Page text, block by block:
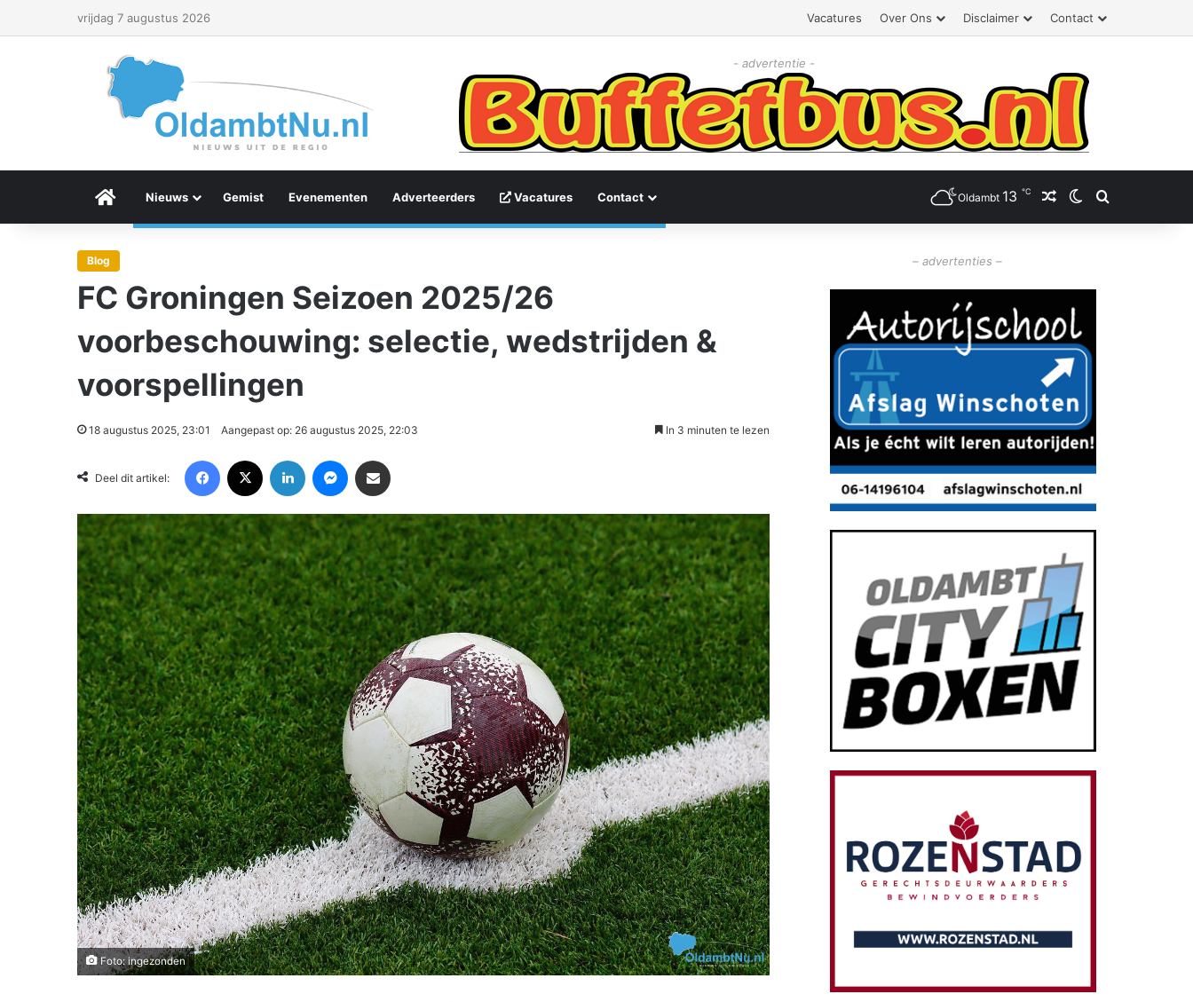
vrijdag 7 augustus 2026 Vacatures Over Ons Disclaimer Contact
- advertentie -
Menu Item
Nieuws Gemist Evenementen Adverteerders Vacatures Contact Oldambt 13 ℃ Willekeurig artikel
Switch skin
Zoeken
Blog
FC Groningen Seizoen 2025/26
voorbeschouwing: selectie, wedstrijden &
voorspellingen
18 augustus 2025, 23:01 Aangepast op: 26 augustus 2025, 22:03 In 3 minuten te lezen
Deel dit artikel:
Foto: ingezonden
– advertenties –